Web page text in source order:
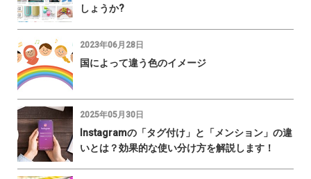
しょうか?
2023年06月28日
国によって違う色のイメージ
2025年05月30日
Instagramの「タグ付け」と「メンション」の違
いとは？効果的な使い分け方を解説します！